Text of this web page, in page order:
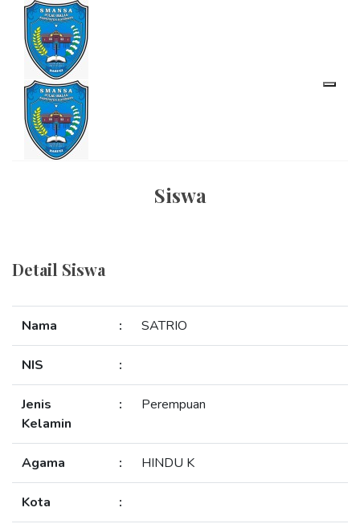
Siswa
Detail Siswa
Nama : SATRIO
NIS :
Jenis
Kelamin
: Perempuan
Agama : HINDU K
Kota :